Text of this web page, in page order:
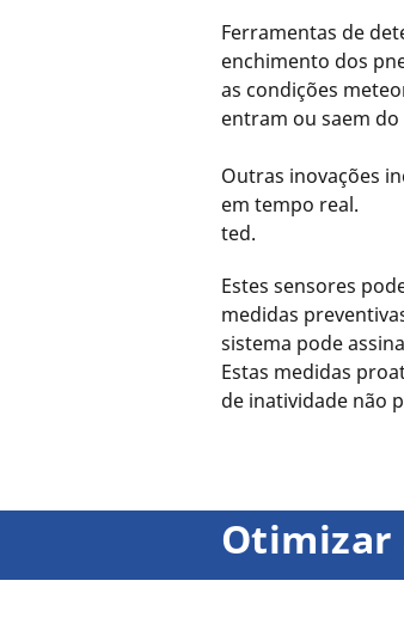
Ferramentas de
enchimento dos
as condições
entram ou saem
Outras inovações
em tempo real.
ted.
Estes sensores
medidas
sistema pode
Estas medidas
de inatividade não
Otimizar